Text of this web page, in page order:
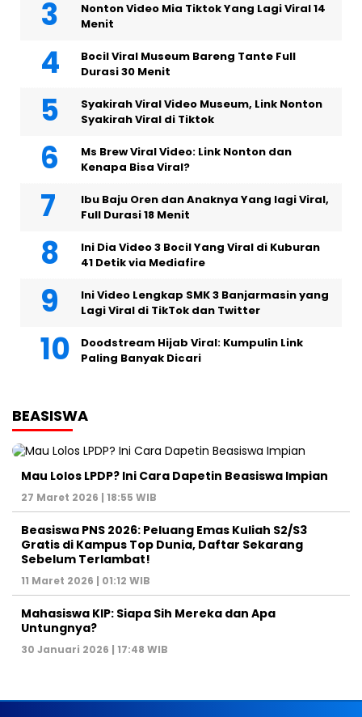
Nonton Video Mia Tiktok Yang Lagi Viral 14
Menit
Bocil Viral Museum Bareng Tante Full
Durasi 30 Menit
Syakirah Viral Video Museum, Link Nonton
Syakirah Viral di Tiktok
Ms Brew Viral Video: Link Nonton dan
Kenapa Bisa Viral?
Ibu Baju Oren dan Anaknya Yang lagi Viral,
Full Durasi 18 Menit
Ini Dia Video 3 Bocil Yang Viral di Kuburan
41 Detik via Mediafire
Ini Video Lengkap SMK 3 Banjarmasin yang
Lagi Viral di TikTok dan Twitter
Doodstream Hijab Viral: Kumpulin Link
Paling Banyak Dicari
BEASISWA
Mau Lolos LPDP? Ini Cara Dapetin Beasiswa Impian
27 Maret 2026 | 18:55 WIB
Beasiswa PNS 2026: Peluang Emas Kuliah S2/S3
Gratis di Kampus Top Dunia, Daftar Sekarang
Sebelum Terlambat!
11 Maret 2026 | 01:12 WIB
Mahasiswa KIP: Siapa Sih Mereka dan Apa
Untungnya?
30 Januari 2026 | 17:48 WIB